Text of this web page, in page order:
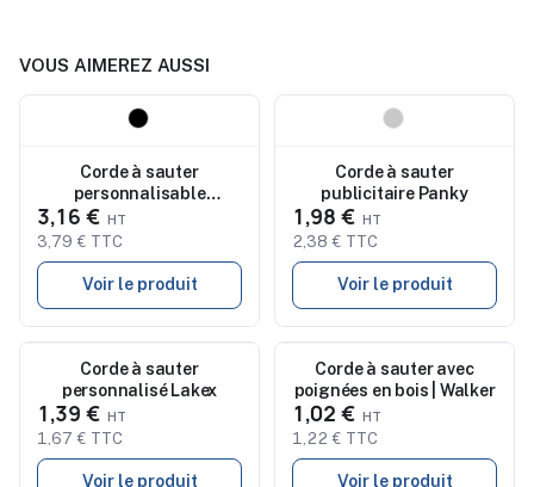
VOUS AIMEREZ AUSSI
Corde à sauter
personnalisable
réglable SNEL
3,16 €
3,79 € TTC
Voir le produit
Corde à sauter
publicitaire Panky
1,98 €
2,38 € TTC
Voir le produit
NouveauCorde à sauter
personnalisé Lakex
1,39 €
1,67 € TTC
Voir le produit
Nouveau
Corde à sauter avec
poignées en bois | Walker
1,02 €
1,22 € TTC
Voir le produit